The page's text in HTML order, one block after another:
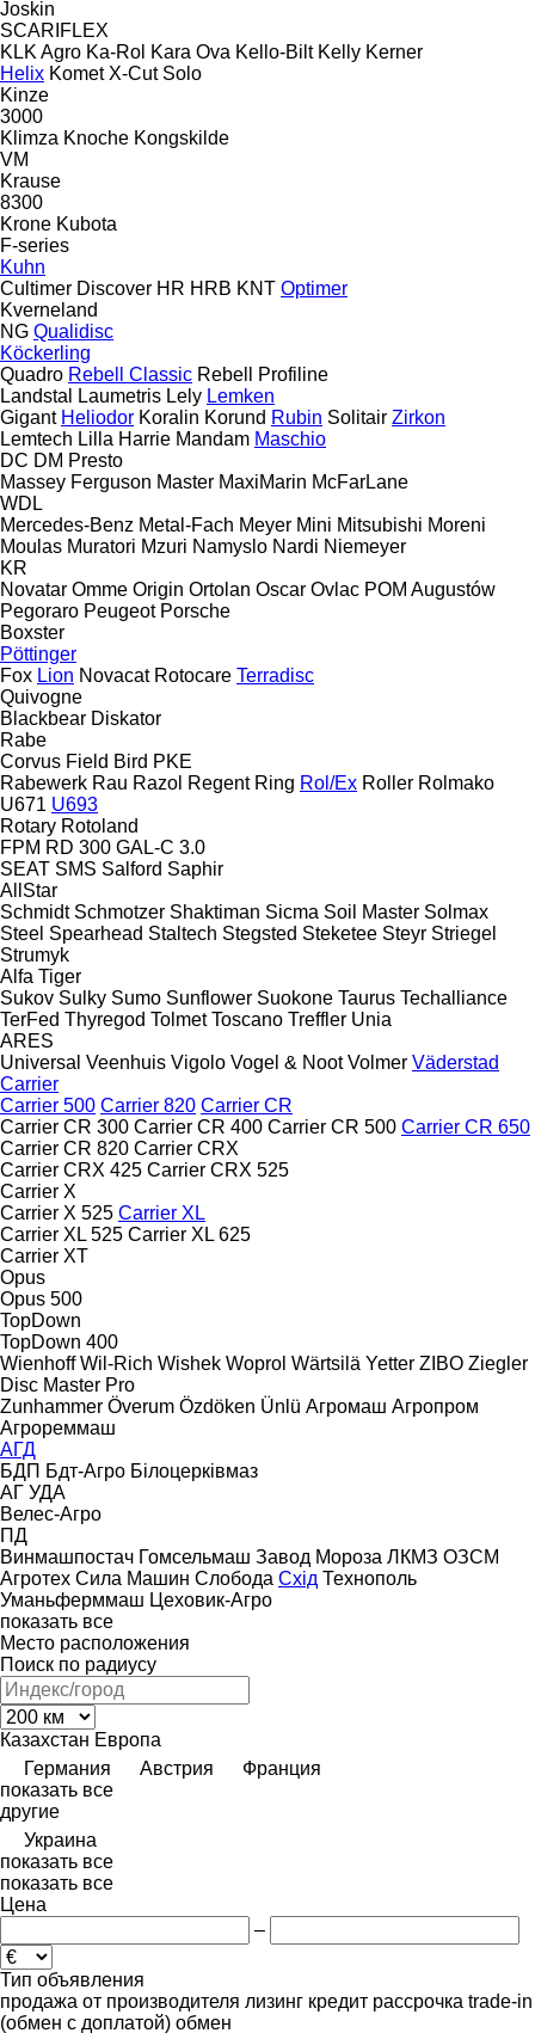
Joskin
SCARIFLEX
KLK Agro Ka-Rol Kara Ova Kello-Bilt Kelly Kerner
Helix Komet X-Cut Solo
Kinze
3000
Klimza Knoche Kongskilde
VM
Krause
8300
Krone Kubota
F-series
Kuhn
Cultimer Discover HR HRB KNT Optimer
Kverneland
NG Qualidisc
Köckerling
Quadro Rebell Classic Rebell Profiline
Landstal
Laumetris Lely Lemken
Gigant Heliodor Koralin Korund Rubin Solitair Zirkon
Lemtech Lilla Harrie Mandam Maschio
DC DM Presto
Massey Ferguson Master MaxiMarin McFarLane
WDL
Mercedes-Benz Metal-Fach Meyer Mini Mitsubishi Moreni
Moulas Muratori Mzuri Namyslo Nardi Niemeyer
KR
Novatar Omme Origin Ortolan Oscar Ovlac POM Augustów
Pegoraro Peugeot Porsche
Boxster
Pöttinger
Fox Lion Novacat Rotocare Terradisc
Quivogne
Blackbear Diskator
Rabe
Corvus Field Bird PKE
Rabewerk Rau Razol Regent Ring Rol/Ex Roller Rolmako
U671 U693
Rotary Rotoland
FPM RD 300 GAL-C 3.0
SEAT SMS Salford Saphir
AllStar
Schmidt Schmotzer Shaktiman Sicma Soil Master Solmax
Steel Spearhead Staltech Stegsted Steketee Steyr Striegel
Strumyk
Alfa Tiger
Sukov Sulky Sumo Sunflower Suokone Taurus Techalliance
TerFed Thyregod Tolmet Toscano Treffler Unia
ARES
Universal Veenhuis Vigolo Vogel & Noot Volmer Väderstad
Carrier
Carrier 500 Carrier 820 Carrier CR
Carrier CR 300 Carrier CR 400 Carrier CR 500 Carrier CR 650
Carrier CR 820 Carrier CRX
Carrier CRX 425 Carrier CRX 525
Carrier X
Carrier X 525 Carrier XL
Carrier XL 525 Carrier XL 625
Carrier XT
Opus
Opus 500
TopDown
TopDown 400
Wienhoff Wil-Rich Wishek Woprol Wärtsilä Yetter ZIBO Ziegler
Disc Master Pro
Zunhammer Överum Özdöken Ünlü Агромаш Агропром
Агрореммаш
АГД
БДП Бдт-Агро Білоцерківмаз
АГ УДА
Велес-Агро
ПД
Винмашпостач Гомсельмаш Завод Мороза ЛКМЗ ОЗСМ
Агротех Сила Машин Слобода Схід Технополь
Уманьферммаш Цеховик-Агро
показать все
Место расположения
Поиск по радиусу
Казахстан Европа
Германия
Австрия
Франция
показать все
другие
Украина
показать все
показать все
Цена
–
Тип объявления
продажа от производителя лизинг кредит рассрочка trade-in
(обмен с доплатой) обмен